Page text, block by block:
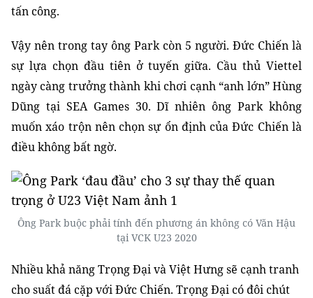
tấn công.
Vậy nên trong tay ông Park còn 5 người. Đức Chiến là
sự lựa chọn đầu tiên ở tuyến giữa. Cầu thủ Viettel
ngày càng trưởng thành khi chơi cạnh “anh lớn” Hùng
Dũng tại SEA Games 30. Dĩ nhiên ông Park không
muốn xáo trộn nên chọn sự ổn định của Đức Chiến là
điều không bất ngờ.
Ông Park buộc phải tính đến phương án không có Văn Hậu
tại VCK U23 2020
Nhiều khả năng Trọng Đại và Việt Hưng sẽ cạnh tranh
cho suất đá cặp với Đức Chiến. Trọng Đại có đôi chút